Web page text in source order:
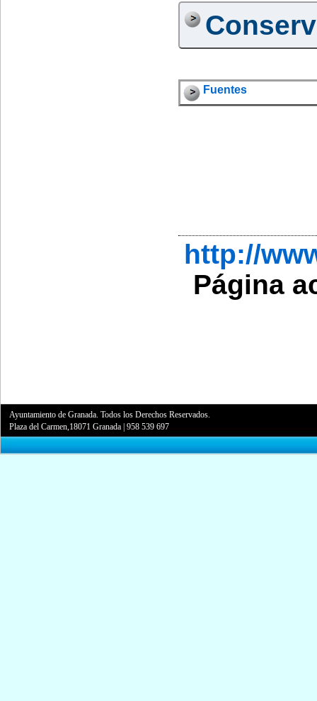
Fuentes
http://
Página
Ayuntamiento de Granada. Todos los Derechos Reservados.
Plaza del Carmen,18071 Granada |958 539 697